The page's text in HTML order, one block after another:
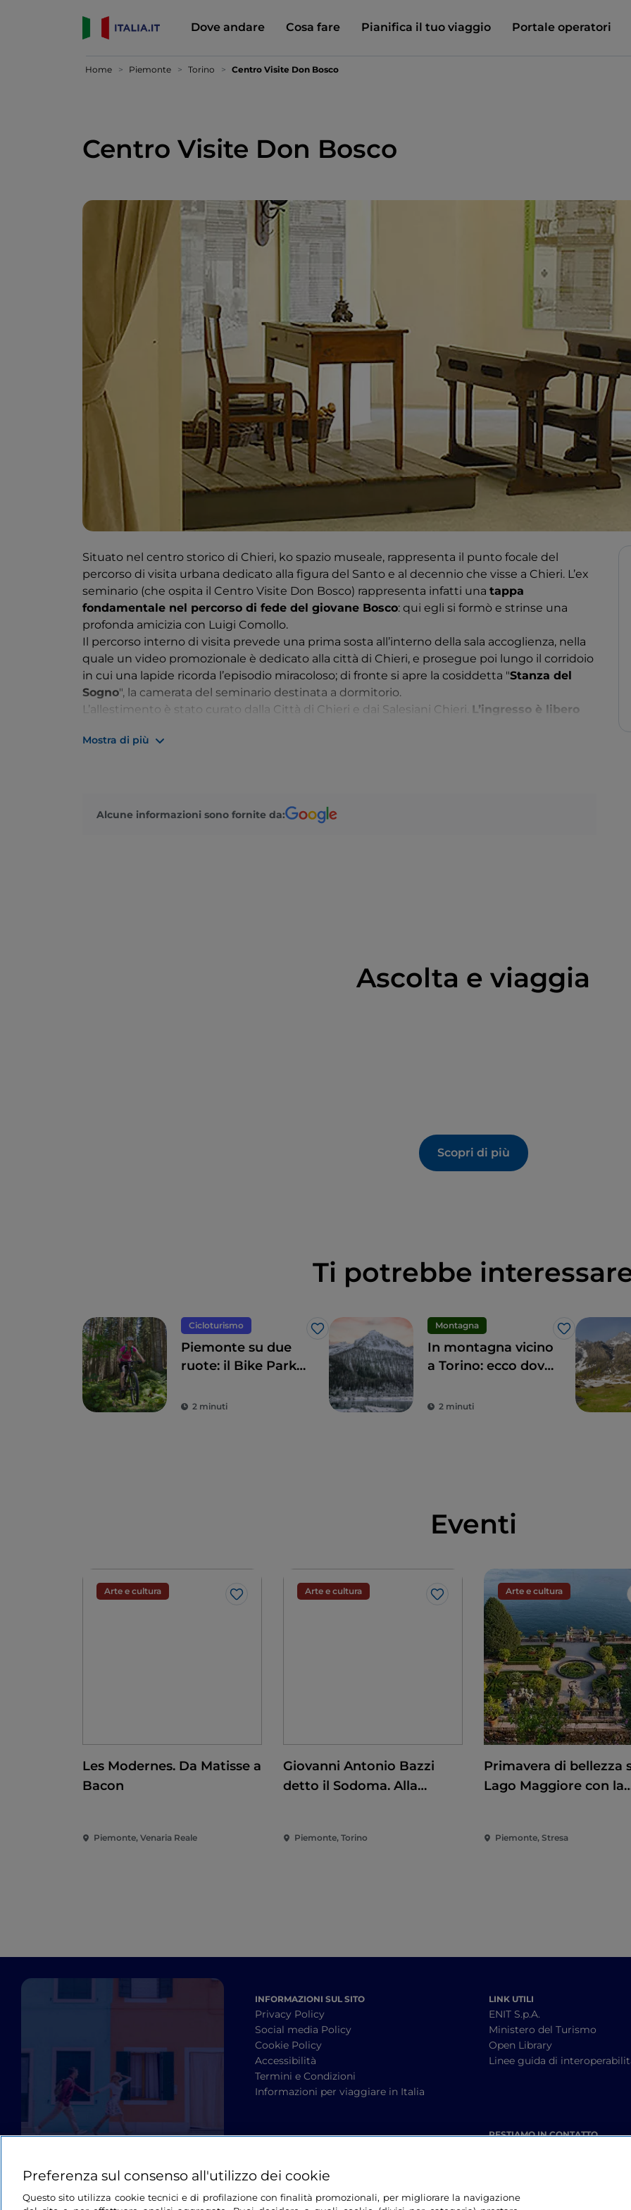
Dove andare Cosa fare Pianifica il tuo viaggio Portale operatori
Home Piemonte Torino Centro Visite Don Bosco
Centro Visite Don Bosco
Situato nel centro storico di Chieri, ko spazio museale, rappresenta il punto focale del
percorso di visita urbana dedicato alla figura del Santo e al decennio che visse a Chieri. L’ex
seminario (che ospita il Centro Visite Don Bosco) rappresenta infatti una tappa
fondamentale nel percorso di fede del giovane Bosco: qui egli si formò e strinse una
profonda amicizia con Luigi Comollo.
Il percorso interno di visita prevede una prima sosta all’interno della sala accoglienza, nella
quale un video promozionale è dedicato alla città di Chieri, e prosegue poi lungo il corridoio
in cui una lapide ricorda l’episodio miracoloso; di fronte si apre la cosiddetta "Stanza del
Sogno", la camerata del seminario destinata a dormitorio.
L’allestimento è stato curato dalla Città di Chieri e dai Salesiani Chieri. L’ingresso è libero
Mostra di più
Alcune informazioni sono fornite da:
Ascolta e viaggia
Scopri di più
Ti potrebbe
Cicloturismo
Like
Piemonte su due
ruote: il Bike Park
2 minuti
Montagna
Like
In montagna vicino
a Torino: ecco dove
2 minuti
Eventi
Arte e cultura
Like
Les Modernes. Da Matisse a
Bacon
Piemonte, Venaria Reale
Arte e cultura
Like
Giovanni Antonio Bazzi
detto il Sodoma. Alla
Piemonte, Torino
Arte e cultura
Primavera di bellezza
Lago Maggiore con la
Piemonte, Stresa
INFORMAZIONI SUL SITO
Privacy Policy
Social media Policy
Cookie Policy
Accessibilità
Termini e Condizioni
Informazioni per viaggiare in Italia
LINK UTILI
ENIT S.p.A.
Ministero del Turismo
Open Library
Linee guida di
RESTIAMO IN CONTATTO
Preferenza sul consenso all'utilizzo dei cookie
Questo sito utilizza cookie tecnici e di profilazione con finalità promozionali, per migliorare la navigazione